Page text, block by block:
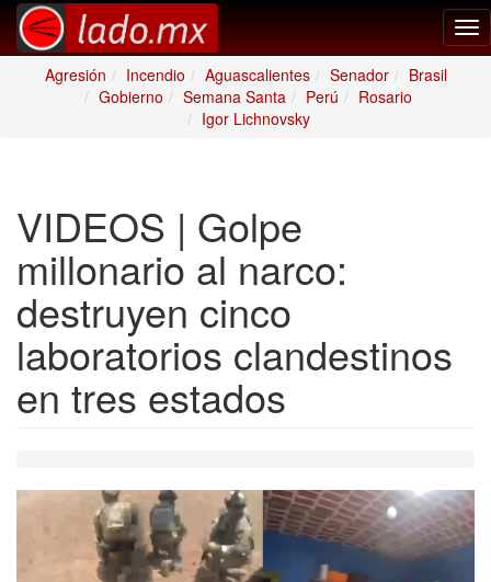
Agresión
Incendio Aguascalientes Senador
Brasil
Gobierno
Semana Santa Perú
Rosario
Igor Lichnovsky
VIDEOS | Golpe
millonario al narco:
destruyen cinco
laboratorios clandestinos
en tres estados